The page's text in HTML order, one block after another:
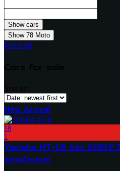
Show 78 Moto
Reset all
New Arrival
18
1
Yamaha MT-10 Abs ปี2018
สภาพใหม่มาก